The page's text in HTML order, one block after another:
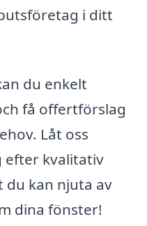
i ditt
du enkelt
få offertförslag
Låt oss
efter kvalitativ
kan njuta av
dina fönster!